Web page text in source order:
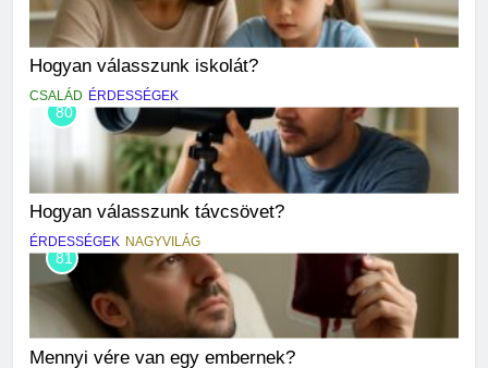
Hogyan válasszunk iskolát?
CSALÁD ÉRDESSÉGEK
80
Hogyan válasszunk távcsövet?
ÉRDESSÉGEK NAGYVILÁG
81
Mennyi vére van egy embernek?